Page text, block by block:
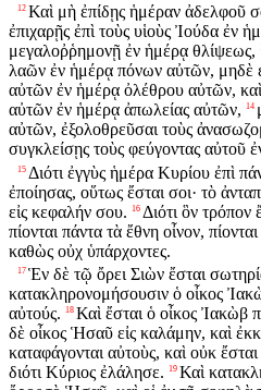
12 Καὶ μὴ ἐπίδῃς ἡμέραν ἀδελφοῦ
ἐπιχαρῇς ἐπὶ τοὺς υἱοὺς Ἰούδα ἐν
μεγαλοῤῥημονῇ ἐν ἡμέρᾳ θλίψεως,
λαῶν ἐν ἡμέρᾳ πόνων αὐτῶν, μηδὲ
αὐτῶν ἐν ἡμέρᾳ ὀλέθρου αὐτῶν,
αὐτῶν ἐν ἡμέρᾳ ἀπωλείας αὐτῶν, 14
αὐτῶν, ἐξολοθρεῦσαι τοὺς
συγκλείσῃς τοὺς φεύγοντας αὐτοῦ
15 Διότι ἐγγὺς ἡμέρα Κυρίου ἐπὶ
ἐποίησας, οὕτως ἔσται σοι· τὸ
εἰς κεφαλήν σου.
16 Διότι ὃν τρόπον
πίονται πάντα τὰ ἔθνη οἶνον,
καθὼς οὐχ ὑπάρχοντες.
17 Ἑν δὲ τῷ ὄρει Σιὼν ἔσται
κατακληρονομήσουσιν ὁ οἶκος
αὐτούς.
18 Καὶ ἔσται ὁ οἶκος Ἰακὼβ
δὲ οἶκος Ἡσαῦ εἰς καλάμην, καὶ
καταφάγονται αὐτοὺς, καὶ οὐκ
διότι Κύριος ἐλάλησε.
19 Καὶ